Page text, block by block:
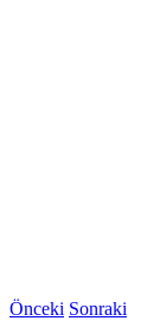
Önceki Sonraki